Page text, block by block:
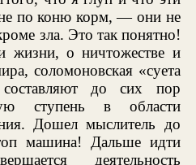
по коню корм, — они не
зла. Это так понятно!
жизни, о ничтожестве и
соломоновская «суета
до сих пор
ступень в области
Дошел мыслитель до
машина! Дальше идти
деятельность